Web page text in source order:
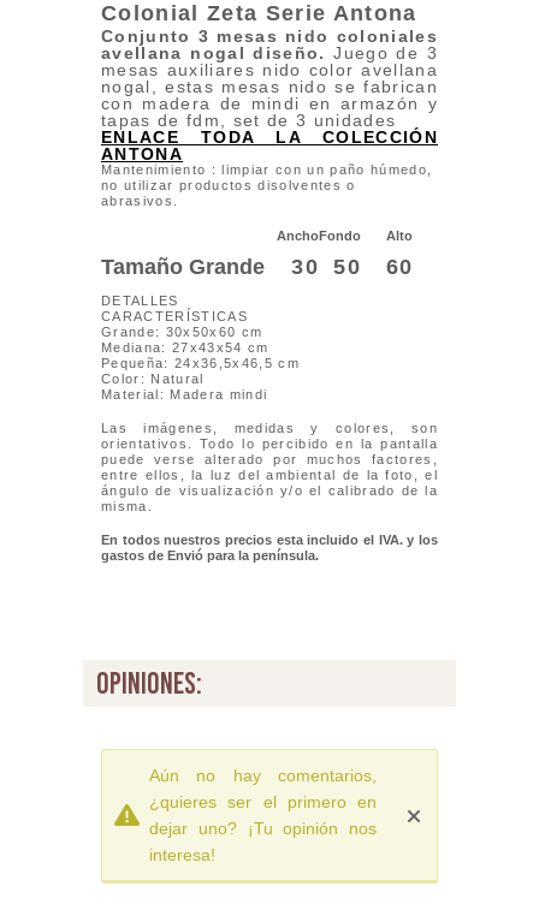
Colonial Zeta Serie Antona
Conjunto 3 mesas nido coloniales
avellana nogal diseño.Juego de 3
mesas auxiliares nido color avellana
nogal, estas mesas nido se fabrican
con madera de mindi en armazón y
tapas de fdm, set de 3 unidades
ENLACE TODA LA COLECCIÓN
ANTONA
Mantenimiento : limpiar con un paño húmedo,
no utilizar productos disolventes o
abrasivos.
AnchoFondo Alto
Tamaño Grande 30 50 60
DETALLES
CARACTERÍSTICAS
Grande: 30x50x60 cm
Mediana: 27x43x54 cm
Pequeña: 24x36,5x46,5 cm
Color: Natural
Material: Madera mindi
Las imágenes, medidas y colores, son
orientativos. Todo lo percibido en la pantalla
puede verse alterado por muchos factores,
entre ellos, la luz del ambiental de la foto, el
ángulo de visualización y/o el calibrado de la
misma.
En todos nuestros precios esta incluido el IVA. y los
gastos de Envió para la península.
opiniones:
Aún no hay comentarios,
¿quieres ser el primero en
dejar uno? ¡Tu opinión nos
interesa!